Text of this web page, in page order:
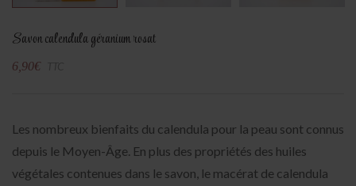
Savon calendula géranium rosat
6,90€
Les nombreux bienfaits du calendula pour la peau sont connus
depuis le Moyen-Âge. En plus des propriétés des huiles
végétales contenues dans le savon, le macérat de calendula